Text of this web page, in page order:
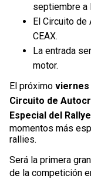
septiembre a
El Circuito
CEAX.
La entrada
motor.
El próximo viernes
Circuito de
Especial del
momentos más
rallies.
Será la primera
de la competición